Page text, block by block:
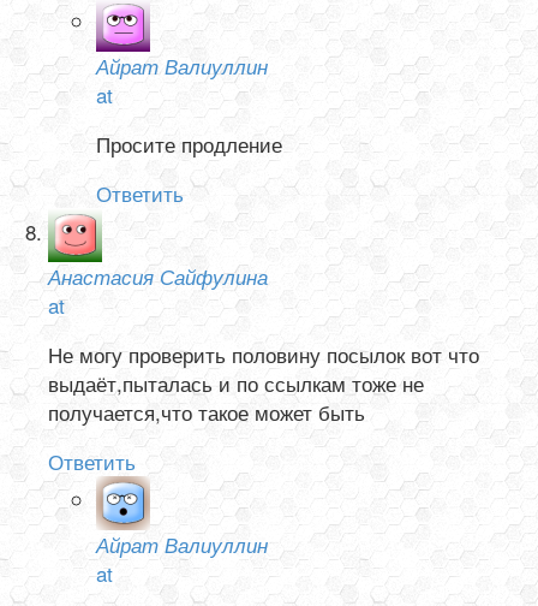
Айрат Валиуллин
at
Просите продление
Ответить
Анастасия Сайфулина
at
Не могу проверить половину посылок вот что
выдаёт,пыталась и по ссылкам тоже не
получается,что такое может быть
Ответить
Айрат Валиуллин
at